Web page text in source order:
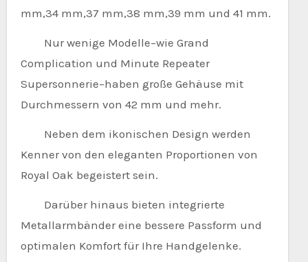
mm,34 mm,37 mm,38 mm,39 mm und 41 mm.
Nur wenige Modelle–wie Grand
Complication und Minute Repeater
Supersonnerie–haben große Gehäuse mit
Durchmessern von 42 mm und mehr.
Neben dem ikonischen Design werden
Kenner von den eleganten Proportionen von
Royal Oak begeistert sein.
Darüber hinaus bieten integrierte
Metallarmbänder eine bessere Passform und
optimalen Komfort für Ihre Handgelenke.